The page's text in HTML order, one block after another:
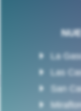
La
Las
San